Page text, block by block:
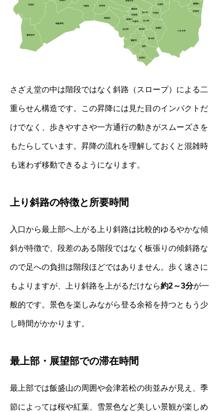
さざえ堂の中は階段ではなく斜路（スロープ）による二
重らせん構造です。この昇降には見た目のインパクトだ
けでなく、歩きやすさや一方通行の動きがスムーズさを
もたらしています。昇降の流れを理解しておくと混雑時
も迷わず移動できるようになります。
上り斜路の特徴と所要時間
入口から最上部へ上がる上り斜路は比較的ゆるやかな傾
斜が特徴で、段差のある階段ではなく板張りの傾斜路な
ので足への負担は階段ほどではありません。歩く速さに
もよりますが、上り斜路を上がるだけなら約2～3分が一
般的です。景色を楽しみながら登る余裕を持つともう少
し時間がかかります。
最上部・展望部での滞在時間
最上部では飯盛山の周囲や会津若松の街並みが見え、季
節によっては桜や紅葉、雪景色など美しい景観が楽しめ